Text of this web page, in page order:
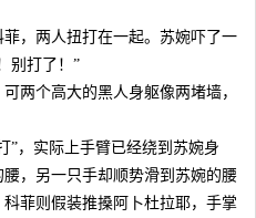
，两人扭打在一起。苏婉吓了一
别打了！”
两个高大的黑人身躯像两堵墙，
”，实际上手臂已经绕到苏婉身
腰，另一只手却顺势滑到苏婉的腰
菲则假装推搡阿卜杜拉耶，手掌